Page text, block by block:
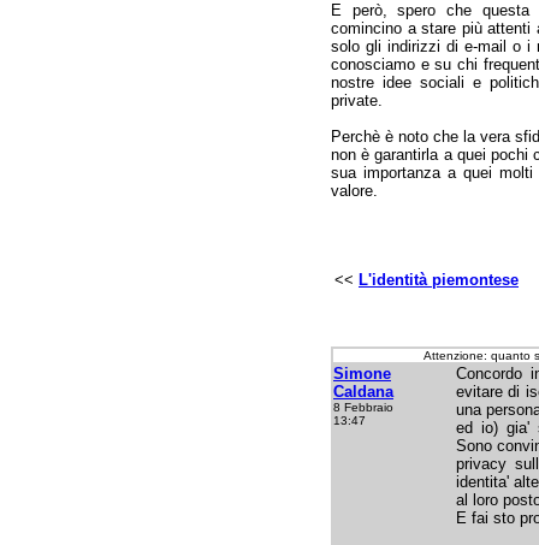
E però, spero che
comincino a stare più attenti
solo gli indirizzi di e-mail o i
conosciamo e su chi
nostre idee sociali e
private.
Perchè è noto che la vera
non è garantirla a quei pochi
sua importanza a quei
valore.
<< L'identità piemontese
Attenzione: quanto
Simone
Caldana
8 Febbraio
13:47
Concordo
evitare di
una
ed io) gia'
Sono
privacy
identita'
al loro
E fai sto